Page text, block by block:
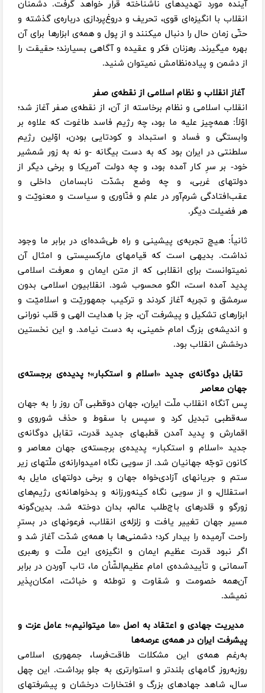
آینده مورد تهدیدهای ناشناخته قرار خواهد گرفت. دشمنان
انقلاب با انگیزه‌ای قوی، تحریف و دروغ‌پردازی درباره‌ی گذشته و
حتّی زمان حال را دنبال میکنند و از پول و همه‌ی ابزارها برای آن
بهره میگیرند. رهزنان فکر و عقیده و آگاهی بسیارند؛ حقیقت را
از دشمن و پیاده‌نظامش نمیتوان شنید.
آغاز انقلاب و نظام اسلامی از نقطه‌ی صفر
انقلاب اسلامی و نظام برخاسته از آن، از نقطه‌ی صفر آغاز شد؛
اوّلاً: همه‌چیز علیه ما بود، چه رژیم فاسد طاغوت که علاوه ‌بر
وابستگی و فساد و استبداد و کودتایی بودن، اوّلین رژیم
سلطنتی در ایران بود که به دست بیگانه -و نه به زور شمشیر
خود- بر سرِ کار آمده بود، و چه دولت آمریکا و برخی دیگر از
دولتهای غربی، و چه وضع بشدّت نابسامان داخلی و
عقب‌افتادگی شرم‌آور در علم و فنّاوری و سیاست و معنویّت و
هر فضیلت دیگر.
ثانیاً: هیچ تجربه‌ی پیشینی و راه طی‌شده‌ای در برابر ما وجود
نداشت. بدیهی است که قیامهای مارکسیستی و امثال آن
نمیتوانست برای انقلابی که از متن ایمان و معرفت اسلامی
پدید آمده است، الگو محسوب شود. انقلابیون اسلامی بدون
سرمشق و تجربه آغاز کردند و ترکیب جمهوریّت و اسلامیّت و
ابزارهای تشکیل و پیشرفت آن، جز با هدایت الهی و قلب نورانی
و اندیشه‌ی بزرگ امام خمینی، به دست نیامد. و این نخستین
درخشش انقلاب بود.
تقابل دوگانه‌ی جدید «اسلام و استکبار»؛ پدیده‌ی برجسته‌ی
جهان معاصر
پس آ‌نگاه انقلاب ملّت ایران، جهان دوقطبی آن روز را به جهان
سه‌قطبی تبدیل کرد و سپس با سقوط و حذف شوروی و
اقمارش و پدید آمدن قطبهای جدید قدرت، تقابل دوگانه‌ی
جدید «اسلام و استکبار» پدیده‌ی برجسته‌ی جهان معاصر و
کانون توجّه جهانیان شد. از سویی نگاه امیدوارانه‌ی ملّتهای زیر
ستم و جریانهای آزادی‌خواه جهان و برخی دولتهای مایل به
استقلال، و از سویی نگاه کینه‌ورزانه و بدخواهانه‌ی رژیم‌های
زورگو و قلدرهای باج‌طلب عالم، بدان دوخته شد. بدین‌گونه
مسیر جهان تغییر یافت و زلزله‌ی انقلاب، فرعونهای در بسترِ
راحت آرمیده را بیدار کرد؛ دشمنی‌ها با همه‌ی شدّت آغاز شد و
اگر نبود قدرت عظیم ایمان و انگیزه‌ی این ملّت و رهبری
آسمانی و تأییدشده‌ی امام عظیم‌الشّأن ما، تاب آوردن در برابر
آن‌همه خصومت و شقاوت و توطئه و خباثت، امکان‌پذیر
نمیشد.
مدیریت جهادی و اعتقاد به اصل «ما میتوانیم»؛ عامل عزت و
پیشرفت ایران در همه‌ی عرصه‌ها
به‌رغم همه‌ی این مشکلات طاقت‌فرسا، جمهوری اسلامی
روزبه‌روز گامهای بلندتر و استوارتری به جلو برداشت. این چهل
سال، شاهد جهادهای بزرگ و افتخارات درخشان و پیشرفتهای